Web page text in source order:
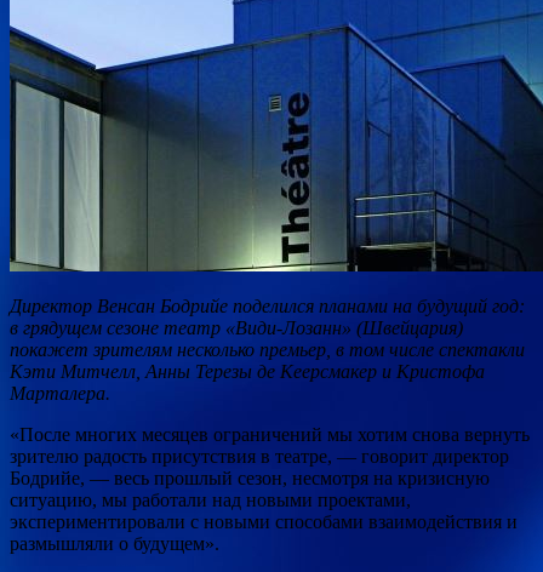
Директор Венсан Бодрийе поделился планами на будущий год:
в грядущем сезоне театр «Види-Лозанн» (Швейцария)
покажет зрителям несколько премьер, в том числе спектакли
Кэти Митчелл, Анны Терезы де Кеерсмакер и Кристофа
Марталера.
«После многих месяцев ограничений мы хотим снова вернуть
зрителю радость присутствия в театре, — говорит директор
Бодрийе, — весь прошлый сезон, несмотря на кризисную
ситуацию, мы работали над новыми проектами,
экспериментировали с новыми способами взаимодействия и
размышляли о будущем».